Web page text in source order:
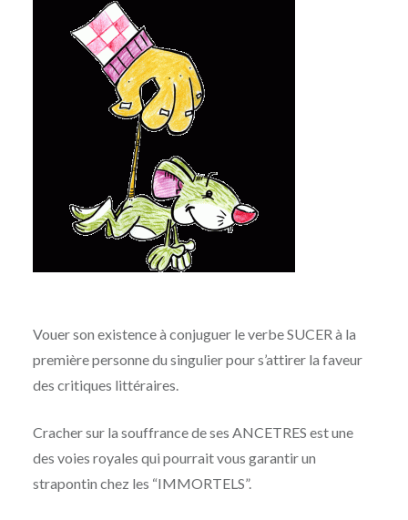
Vouer son existence à conjuguer le verbe SUCER à la
première personne du singulier pour s’attirer la faveur
des critiques littéraires.
Cracher sur la souffrance de ses ANCETRES est une
des voies royales qui pourrait vous garantir un
strapontin chez les “IMMORTELS”.